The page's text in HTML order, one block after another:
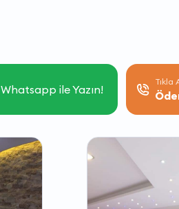
Whatsapp ile Yazın!
Tıkla